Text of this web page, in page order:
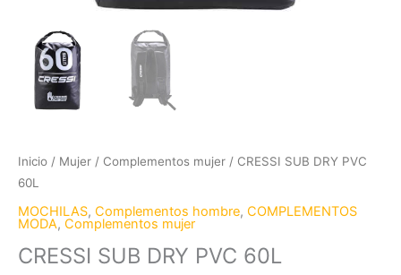
Inicio / Mujer / Complementos mujer / CRESSI SUB DRY PVC
60L
MOCHILAS, Complementos hombre, COMPLEMENTOS
MODA, Complementos mujer
CRESSI SUB DRY PVC 60L